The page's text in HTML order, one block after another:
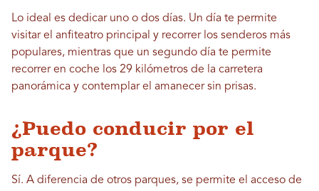
Lo ideal es dedicar uno o dos días. Un día te permite
visitar el anfiteatro principal y recorrer los senderos más
populares, mientras que un segundo día te permite
recorrer en coche los 29 kilómetros de la carretera
panorámica y contemplar el amanecer sin prisas.
¿Puedo conducir por el
parque?
Sí. A diferencia de otros parques, se permite el acceso de